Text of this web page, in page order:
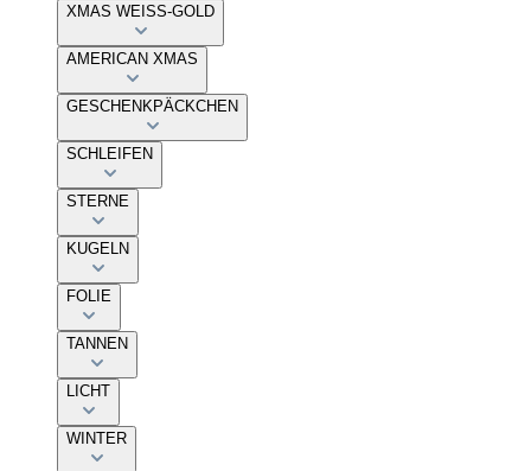
XMAS WEISS-GOLD
AMERICAN XMAS
GESCHENKPÄCKCHEN
SCHLEIFEN
STERNE
KUGELN
FOLIE
TANNEN
LICHT
WINTER